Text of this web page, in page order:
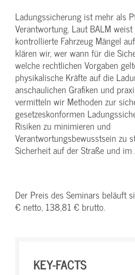
Ladungssicherung ist mehr als
Verantwortung. Laut BALM
kontrollierte Fahrzeug Mängel
klären wir, wer wann für die
welche rechtlichen Vorgaben
physikalische Kräfte auf die
anschaulichen Grafiken und
vermitteln wir Methoden zur
gesetzeskonformen
Risiken zu minimieren und
Verantwortungsbewusstsein zu
Sicherheit auf der Straße und im
Der Preis des Seminars beläuft
€ netto, 138,81 € brutto.
KEY-FACTS